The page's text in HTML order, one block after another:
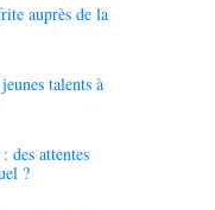
auprès de la
talents à
des attentes
?